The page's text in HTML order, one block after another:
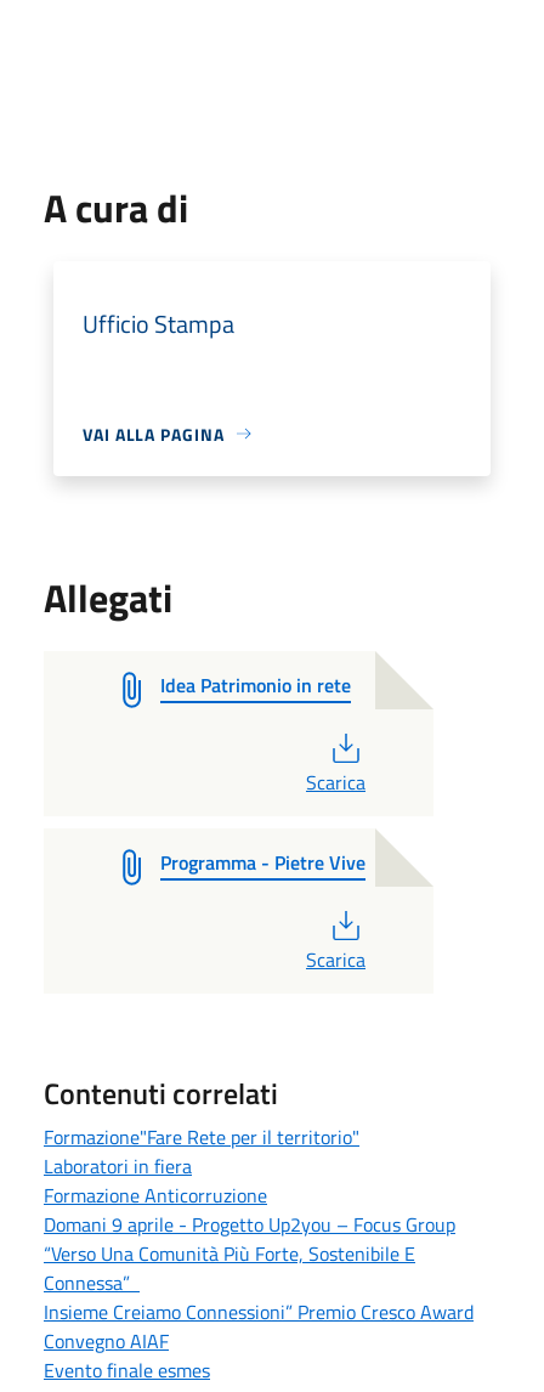
A cura di
Ufficio Stampa
VAI ALLA PAGINA
Allegati
Idea Patrimonio in rete
Scarica
Programma - Pietre Vive
Scarica
Contenuti correlati
Formazione"Fare Rete per il territorio"
Laboratori in fiera
Formazione Anticorruzione
Domani 9 aprile - Progetto Up2you – Focus Group
“Verso Una Comunità Più Forte, Sostenibile E
Connessa”
Insieme Creiamo Connessioni” Premio Cresco Award
Convegno AIAF
Evento finale esmes